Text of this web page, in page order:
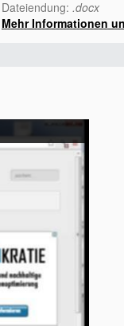
Dateiendung: .docx
Mehr Informationen